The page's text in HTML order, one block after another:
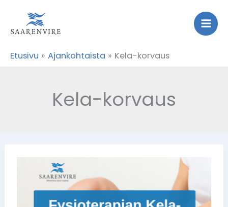
sisältöön
Etusivu Ajankohtaista Kela-korvaus
Kela-korvaus
korvaus
1.5.2025